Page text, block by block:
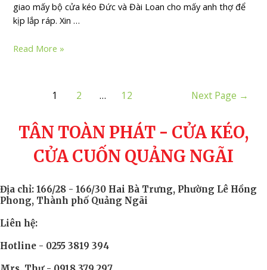
giao mấy bộ cửa kéo Đức và Đài Loan cho mấy anh thợ để
kịp lắp ráp. Xin …
Read More »
1 2 … 12 Next Page →
TÂN TOÀN PHÁT - CỬA KÉO,
CỬA CUỐN QUẢNG NGÃI
Địa chỉ: 166/28 - 166/30 Hai Bà Trưng, Phường Lê Hồng
Phong, Thành phố Quảng Ngãi
Liên hệ:
Hotline - 0255 3819 394